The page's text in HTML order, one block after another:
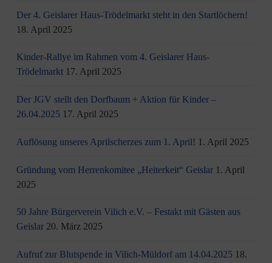
Der 4. Geislarer Haus-Trödelmarkt steht in den Startlöchern!
18. April 2025
Kinder-Rallye im Rahmen vom 4. Geislarer Haus-
Trödelmarkt 17. April 2025
Der JGV stellt den Dorfbaum + Aktion für Kinder –
26.04.2025 17. April 2025
Auflösung unseres Aprilscherzes zum 1. April! 1. April 2025
Gründung vom Herrenkomitee „Heiterkeit“ Geislar 1. April
2025
50 Jahre Bürgerverein Vilich e.V. – Festakt mit Gästen aus
Geislar 20. März 2025
Aufruf zur Blutspende in Vilich-Müldorf am 14.04.2025 18.